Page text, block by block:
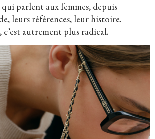
parlent aux femmes, depuis
leurs références, leur histoire.
c’est autrement plus radical.